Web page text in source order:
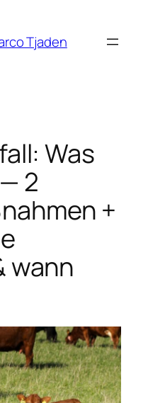
Tjaden
Was
2
+
wann